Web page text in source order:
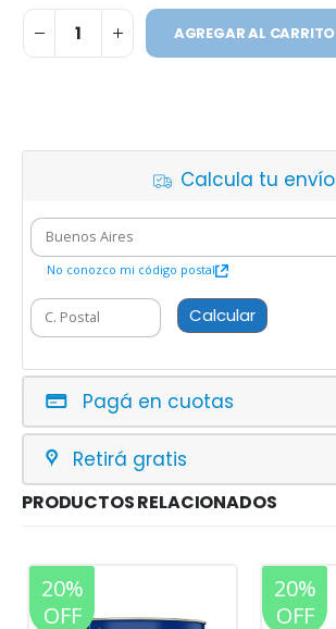
AGREGAR AL CARRITO
Calcula tu envío
No conozco mi código postal
Calcular
Pagá en cuotas
Retirá gratis
PRODUCTOS RELACIONADOS
20%
OFF
20%
OFF